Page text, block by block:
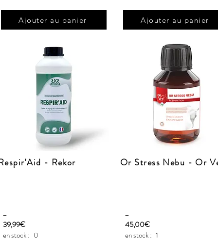
Ajouter au panier
- Rekor
_
39,99€
en stock : 0
Ajouter au panier
Or Stress Nebu - Or
_
45,00€
en stock : 1